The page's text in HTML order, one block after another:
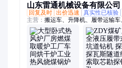
山东雷通机械设备有限公司
回复及时 出价迅速 真实性已核验
主营： 搬运车、升降机、履带运输
注浆打孔钻机、室内外造雪机、水
车、大型人工降雪机、运输车